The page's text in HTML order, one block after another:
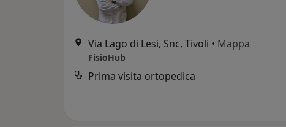
Via Lago di Lesi, Snc, Tivoli • Mappa
FisioHub
Prima visita ortopedica